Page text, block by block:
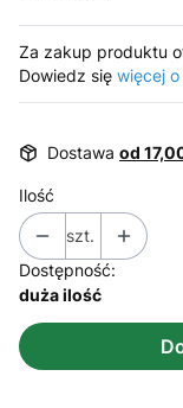
Za zakup produktu
Dowiedz się więcej
Dostawa od
Ilość
szt.
Dostępność:
duża ilość